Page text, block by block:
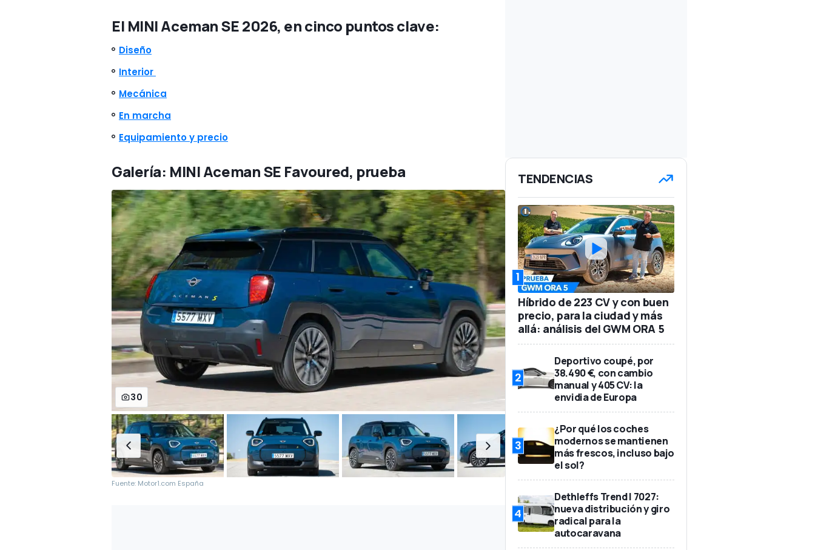
El MINI Aceman SE 2026, en cinco puntos clave:
Diseño
Interior
Mecánica
En marcha
Equipamiento y precio
Galería: MINI Aceman SE Favoured, prueba
30
Fuente: Motor1.com España
TENDENCIAS
1
Híbrido de 223 CV y con buen
precio, para la ciudad y más
allá: análisis del GWM ORA 5
2
Deportivo coupé, por
38.490 €, con cambio
manual y 405 CV: la
envidia de Europa
3
¿Por qué los coches
modernos se mantienen
más frescos, incluso bajo
el sol?
4
Dethleffs Trend I 7027:
nueva distribución y giro
radical para la
autocaravana